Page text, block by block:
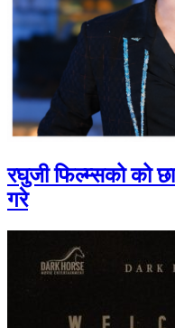
रघुजी फिल्म्सको को
गरे